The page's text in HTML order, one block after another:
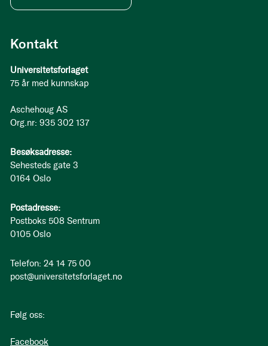
Kontakt
Universitetsforlaget
75 år med kunnskap
Aschehoug AS
Org.nr: 935 302 137
Besøksadresse:
Sehesteds gate 3
0164 Oslo
Postadresse:
Postboks 508 Sentrum
0105 Oslo
Telefon: 24 14 75 00
post@universitetsforlaget.no
Følg oss:
Facebook